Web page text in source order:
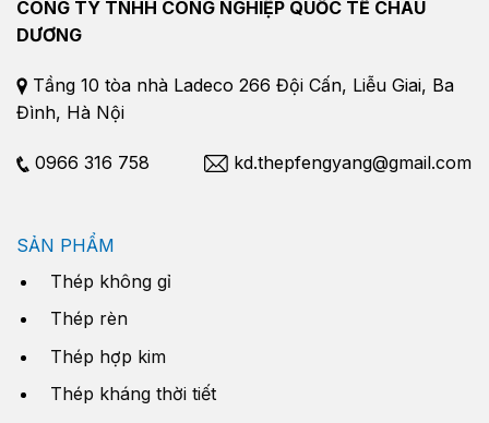
CÔNG TY TNHH CÔNG NGHIỆP QUỐC TẾ CHÂU
DƯƠNG
Tầng 10 tòa nhà Ladeco 266 Đội Cấn, Liễu Giai, Ba
Đình, Hà Nội
0966 316 758 kd.thepfengyang@gmail.com
SẢN PHẨM
Thép không gỉ
Thép rèn
Thép hợp kim
Thép kháng thời tiết